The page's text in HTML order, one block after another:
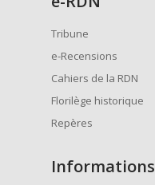
Tribune
e-Recensions
Cahiers de la RDN
Florilège historique
Repères
Informations